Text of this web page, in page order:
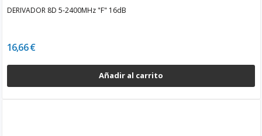
DERIVADOR 8D 5-2400MHz "F" 16dB
16,66 €
Añadir al carrito